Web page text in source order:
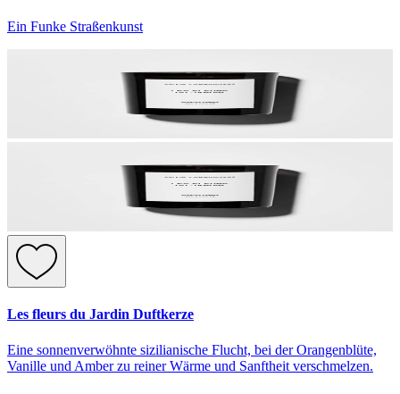
Ein Funke Straßenkunst
Les fleurs du Jardin Duftkerze
Eine sonnenverwöhnte sizilianische Flucht, bei der Orangenblüte,
Vanille und Amber zu reiner Wärme und Sanftheit verschmelzen.